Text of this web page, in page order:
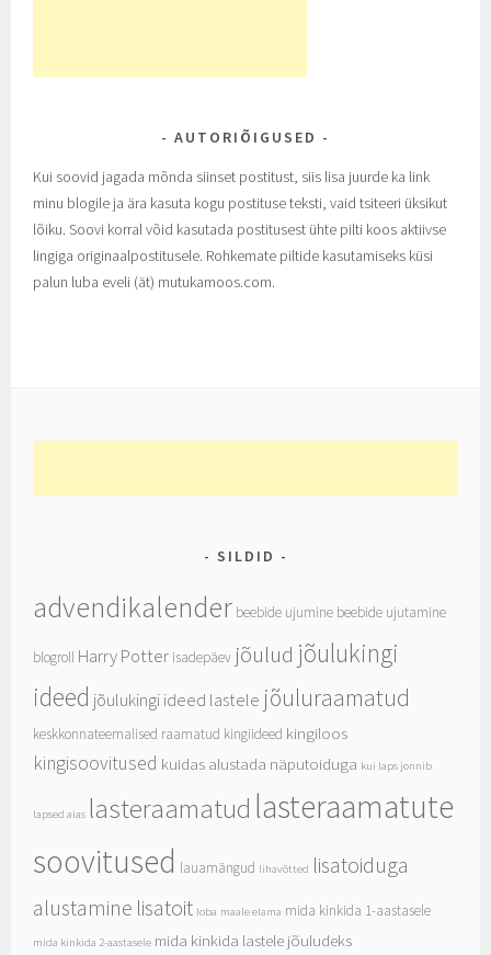
AUTORIÕIGUSED
Kui soovid jagada mõnda siinset postitust, siis lisa juurde ka link
minu blogile ja ära kasuta kogu postituse teksti, vaid tsiteeri üksikut
lõiku. Soovi korral võid kasutada postitusest ühte pilti koos aktiivse
lingiga originaalpostitusele. Rohkemate piltide kasutamiseks küsi
palun luba eveli (ät) mutukamoos.com.
SILDID
advendikalender beebide ujumine beebide ujutamine
blogroll Harry Potter isadepäev jõulud jõulukingi
ideed jõulukingi ideed lastele jõuluraamatud
keskkonnateemalised raamatud kingiideed kingiloos
kingisoovitused kuidas alustada näputoiduga kui laps jonnib
lapsed aias lasteraamatud lasteraamatute
soovitused lauamängud lihavõtted lisatoiduga
alustamine lisatoit loba maale elama mida kinkida 1-aastasele
mida kinkida 2-aastasele mida kinkida lastele jõuludeks